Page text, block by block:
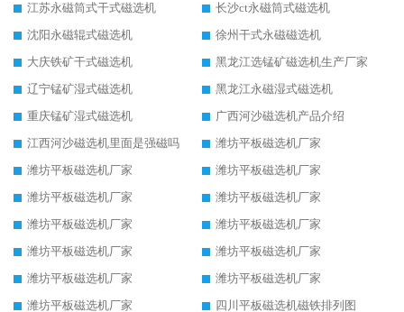
江苏永磁筒式干式磁选机
长沙ct永磁筒式磁选机
沈阳永磁辊式磁选机
徐州干式永磁磁选机
大庆铁矿干式磁选机
黑龙江选锰矿磁选机生产厂家
辽宁锰矿湿式磁选机
黑龙江永磁湿式磁选机
重庆锰矿湿式磁选机
广西河沙磁选机产品介绍
江西河沙磁选机里面是强磁吗
潍坊平板磁选机厂家
潍坊平板磁选机厂家
潍坊平板磁选机厂家
潍坊平板磁选机厂家
潍坊平板磁选机厂家
潍坊平板磁选机厂家
潍坊平板磁选机厂家
潍坊平板磁选机厂家
潍坊平板磁选机厂家
潍坊平板磁选机厂家
潍坊平板磁选机厂家
潍坊平板磁选机厂家
四川平板磁选机磁铁排列图